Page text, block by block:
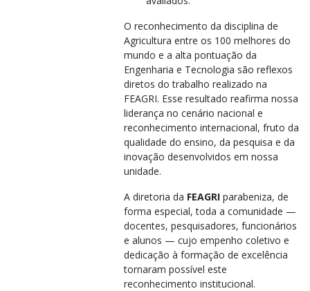
O reconhecimento da disciplina de
Agricultura entre os 100 melhores do
mundo e a alta pontuação da
Engenharia e Tecnologia são reflexos
diretos do trabalho realizado na
FEAGRI. Esse resultado reafirma nossa
liderança no cenário nacional e
reconhecimento internacional, fruto da
qualidade do ensino, da pesquisa e da
inovação desenvolvidos em nossa
unidade.
A diretoria da FEAGRI parabeniza, de
forma especial, toda a comunidade —
docentes, pesquisadores, funcionários
e alunos — cujo empenho coletivo e
dedicação à formação de excelência
tornaram possível este
reconhecimento institucional.